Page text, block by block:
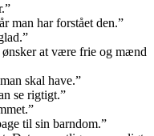
man har forstået den.”
at være frie og mænd
skal have.”
se rigtigt.”
til sin barndom.”